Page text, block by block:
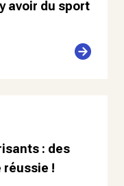
avoir du sport
: des
réussie !